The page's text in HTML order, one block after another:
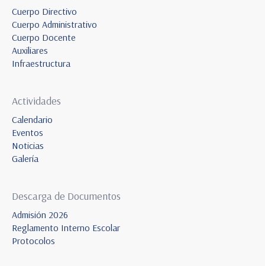
Cuerpo Directivo
Cuerpo Administrativo
Cuerpo Docente
Auxiliares
Infraestructura
Actividades
Calendario
Eventos
Noticias
Galería
Descarga de Documentos
Admisión 2026
Reglamento Interno Escolar
Protocolos